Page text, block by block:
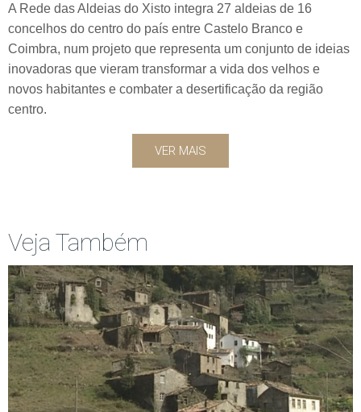
A Rede das Aldeias do Xisto integra 27 aldeias de 16
concelhos do centro do país entre Castelo Branco e
Coimbra, num projeto que representa um conjunto de ideias
inovadoras que vieram transformar a vida dos velhos e
novos habitantes e combater a desertificação da região
centro.
VER MAIS
Veja Também